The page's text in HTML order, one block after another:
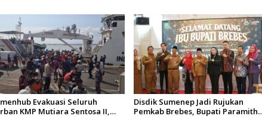
Evakuasi Seluruh
KMP Mutiara Sentosa II,
Disdik Sumenep Jadi Rujukan
Pemkab Brebes, Bupati Paramitha